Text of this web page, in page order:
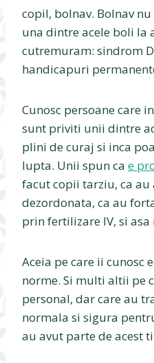
copil, bolnav. Bolnav
una dintre acele boli la
cutremuram: sindrom
handicapuri
Cunosc persoane care
sunt priviti unii dintre
plini de curaj si inca
lupta. Unii spun ca e
facut copii tarziu, ca au
dezordonata, ca au
prin fertilizare IV, si
Aceia pe care ii cunosc
norme. Si multi altii pe
personal, dar care au
normala si sigura
au avut parte de acest